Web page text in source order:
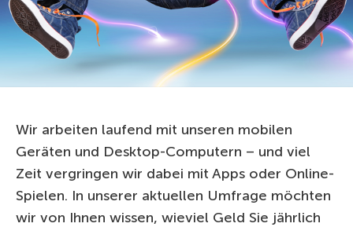
Wir arbeiten laufend mit unseren mobilen
Geräten und Desktop-Computern – und viel
Zeit vergringen wir dabei mit Apps oder Online-
Spielen. In unserer aktuellen Umfrage möchten
wir von Ihnen wissen, wieviel Geld Sie jährlich